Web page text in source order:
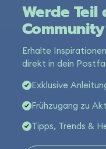
Werde Teil
Erhalte
direkt in dein
Exklusive
Frühzugang zu
Tipps, Trends &